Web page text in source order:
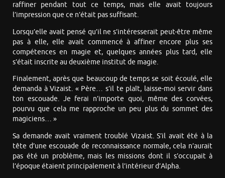
raffiner pendant tout ce temps, mais elle avait toujours
l’impression que ce n’était pas suffisant.
Lorsqu’elle avait pensé qu’il ne s’intéresserait peut-être même
pas à elle, elle avait commencé à affiner encore plus ses
compétences en magie et, quelques années plus tard, elle
s’était inscrite au deuxième institut de magie.
Finalement, après que beaucoup de temps se soit écoulé, elle
demanda à Vizaist. « Père… s’il te plaît, laisse-moi servir dans
ton escouade. Je ferai n’importe quoi, même des corvées,
pourvu que cela me rapproche un peu plus du sommet des
magiciens… »
Sa demande avait vraiment troublé Vizaist. S’il avait été à la
tête d’une escouade de reconnaissance normale, cela n’aurait
pas été un problème, mais les missions dont il s’occupait à
l’époque étaient principalement à l’intérieur d’Alpha.